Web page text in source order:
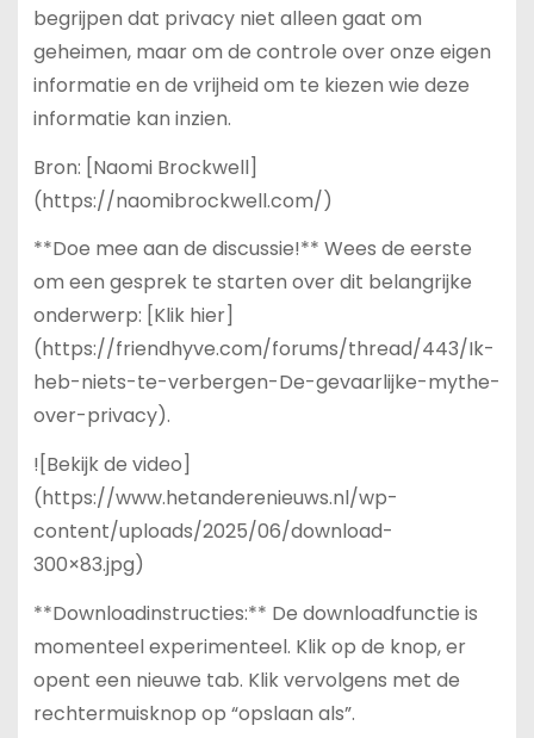
begrijpen dat privacy niet alleen gaat om
geheimen, maar om de controle over onze eigen
informatie en de vrijheid om te kiezen wie deze
informatie kan inzien.
Bron: [Naomi Brockwell]
(https://naomibrockwell.com/)
**Doe mee aan de discussie!** Wees de eerste
om een gesprek te starten over dit belangrijke
onderwerp: [Klik hier]
(https://friendhyve.com/forums/thread/443/Ik-
heb-niets-te-verbergen-De-gevaarlijke-mythe-
over-privacy).
![Bekijk de video]
(https://www.hetanderenieuws.nl/wp-
content/uploads/2025/06/download-
300×83.jpg)
**Downloadinstructies:** De downloadfunctie is
momenteel experimenteel. Klik op de knop, er
opent een nieuwe tab. Klik vervolgens met de
rechtermuisknop op “opslaan als”.